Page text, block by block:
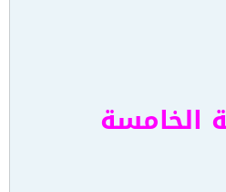
الخامسة